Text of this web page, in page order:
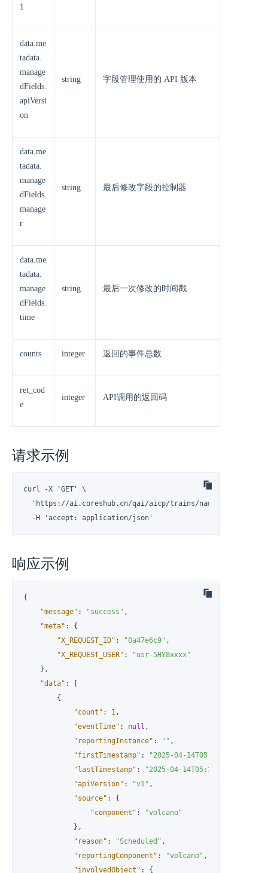
1
data.me
tadata.
manage
dFields.
apiVersi
on
string 字段管理使用的 API 版本
data.me
tadata.
manage
dFields.
manage
r
string 最后修改字段的控制器
data.me
tadata.
manage
dFields.
time
string 最后一次修改的时间戳
counts integer 返回的事件总数
ret_cod
e
integer API调用的返回码
请求示例
curl -X 'GET' \
'https://ai.coreshub.cn/qai/aicp/trains/namespaces/
  -H 'accept: application/json'
响应示例
{
"message" : "success" ,
"meta" :
{
"X_REQUEST_ID" : "0a47e6c9" ,
"X_REQUEST_USER" :
"usr-5HY8xxxx"
} ,
"data" :
{
"count" : 1,
"eventTime" : null ,
"reportingInstance" : "" ,
"firstTimestamp" : "2025-04-14T05:34:06Z"
"lastTimestamp" : "2025-04-14T05:34:06Z"
"apiVersion" : "v1" ,
"source" :
{
"component" :
"volcano"
} ,
"reason" : "Scheduled" ,
"reportingComponent" : "volcano" ,
"involvedObject" :
{